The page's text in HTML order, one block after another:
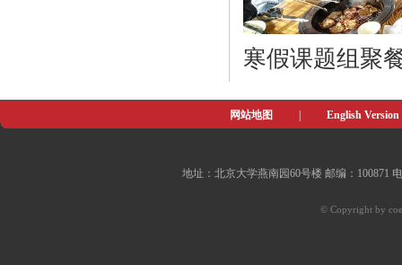
寒假课题组聚
网站地图 English Version
地址：北京大学燕南园60号楼 邮编：100871
© Copyright by